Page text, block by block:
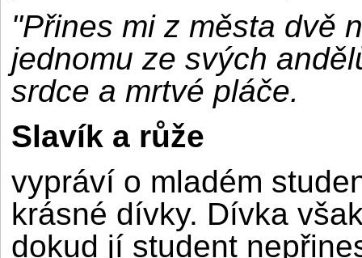
"Přines mi z města dvě
jednomu ze svých
srdce a mrtvé pláče.
Slavík a růže
vypráví o mladém
krásné dívky. Dívka
dokud jí student